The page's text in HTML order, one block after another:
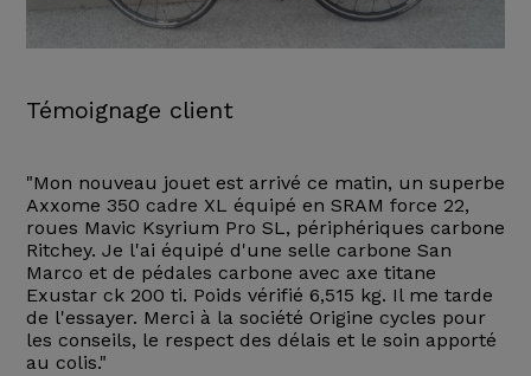
Témoignage client
"Mon nouveau jouet est arrivé ce matin, un superbe
Axxome 350 cadre XL équipé en SRAM force 22,
roues Mavic Ksyrium Pro SL, périphériques carbone
Ritchey. Je l'ai équipé d'une selle carbone San
Marco et de pédales carbone avec axe titane
Exustar ck 200 ti. Poids vérifié 6,515 kg. Il me tarde
de l'essayer. Merci à la société Origine cycles pour
les conseils, le respect des délais et le soin apporté
au colis."